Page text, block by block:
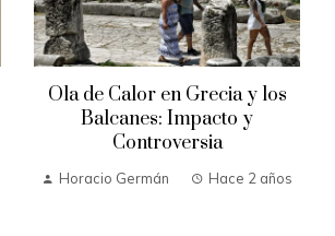
Ola de Calor en Grecia y los
Balcanes: Impacto y
Controversia
Horacio Germán Hace 2 años